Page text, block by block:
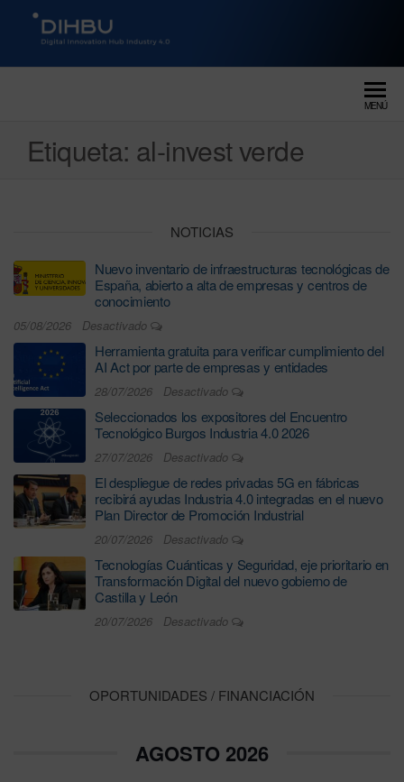
DIGITAL INNOVATION HUB
MENÚ
Etiqueta: al-invest verde
NOTICIAS
Nuevo inventario de infraestructuras tecnológicas de
España, abierto a alta de empresas y centros de
conocimiento
05/08/2026 Desactivado
Herramienta gratuita para verificar cumplimiento del
AI Act por parte de empresas y entidades
28/07/2026 Desactivado
Seleccionados los expositores del Encuentro
Tecnológico Burgos Industria 4.0 2026
27/07/2026 Desactivado
El despliegue de redes privadas 5G en fábricas
recibirá ayudas Industria 4.0 integradas en el nuevo
Plan Director de Promoción Industrial
20/07/2026 Desactivado
Tecnologías Cuánticas y Seguridad, eje prioritario en
Transformación Digital del nuevo gobierno de
Castilla y León
20/07/2026 Desactivado
OPORTUNIDADES / FINANCIACIÓN
AGOSTO 2026